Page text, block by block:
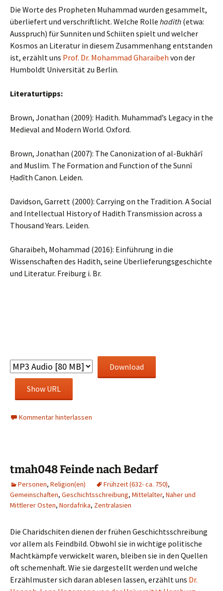
Die Worte des Propheten Muhammad wurden gesammelt,
überliefert und verschriftlicht. Welche Rolle hadith (etwa:
Ausspruch) für Sunniten und Schiiten spielt und welcher
Kosmos an Literatur in diesem Zusammenhang entstanden
ist, erzählt uns Prof. Dr. Mohammad Gharaibeh von der
Humboldt Universität zu Berlin.
Literaturtipps:
Brown, Jonathan (2009): Hadith. Muhammad’s Legacy in the
Medieval and Modern World. Oxford.
Brown, Jonathan (2007): The Canonization of al-Bukhārī
and Muslim. The Formation and Function of the Sunnī
Ḥadīth Canon. Leiden.
Davidson, Garrett (2000): Carrying on the Tradition. A Social
and Intellectual History of Hadith Transmission across a
Thousand Years. Leiden.
Gharaibeh, Mohammad (2016): Einführung in die
Wissenschaften des Hadith, seine Überlieferungsgeschichte
und Literatur. Freiburg i. Br.
Download
Show URL
Kommentar hinterlassen
tmah048 Feinde nach Bedarf
Personen, Religion(en) Frühzeit (632- ca. 750),
Gemeinschaften, Geschichtsschreibung, Mittelalter, Naher und
Mittlerer Osten, Nordafrika, Zentralasien
Die Charidschiten dienen der frühen Geschichtsschreibung
vor allem als Feindbild. Obwohl sie in wichtige politische
Machtkämpfe verwickelt waren, bleiben sie in den Quellen
oft schemenhaft. Wie sie dargestellt werden und welche
Erzählmuster sich daran ablesen lassen, erzählt uns Dr.